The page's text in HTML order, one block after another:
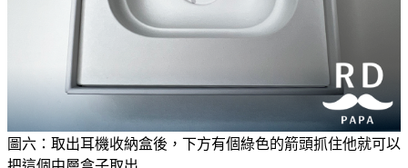
圖六：取出耳機收納盒後，下方有個綠色的箭頭抓住他就可以